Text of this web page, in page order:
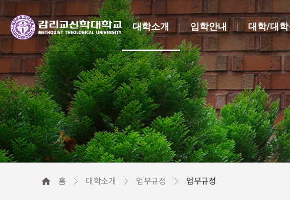
대학소개 입학안내 대학/대학
홈 대학소개 업무규정 업무규정